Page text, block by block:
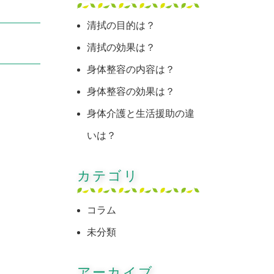
清拭の目的は？
清拭の効果は？
身体整容の内容は？
身体整容の効果は？
身体介護と生活援助の違
いは？
カテゴリ
コラム
未分類